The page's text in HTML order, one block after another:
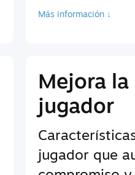
Más información ↓
Mejora
jugador
jugador que